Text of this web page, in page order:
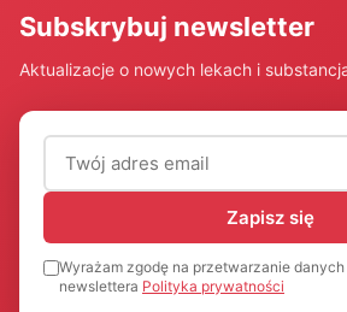
Subskrybuj newsletter
Aktualizacje o nowych lekach i
Adres email (wymagany)
Zapisz się
Wyrażam zgodę na przetwarzanie
newslettera Polityka prywatności